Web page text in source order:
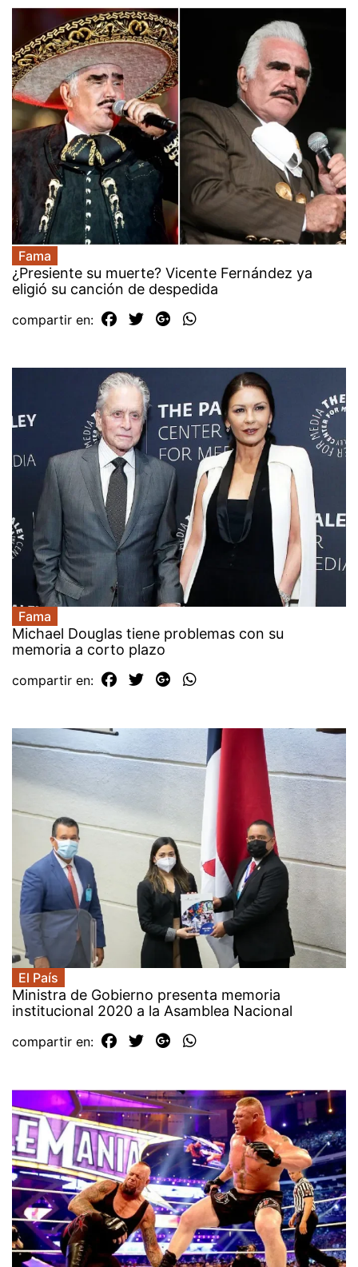
Fama
¿Presiente su muerte? Vicente Fernández ya
eligió su canción de despedida
compartir en:
Fama
Michael Douglas tiene problemas con su
memoria a corto plazo
compartir en:
El País
Ministra de Gobierno presenta memoria
institucional 2020 a la Asamblea Nacional
compartir en: